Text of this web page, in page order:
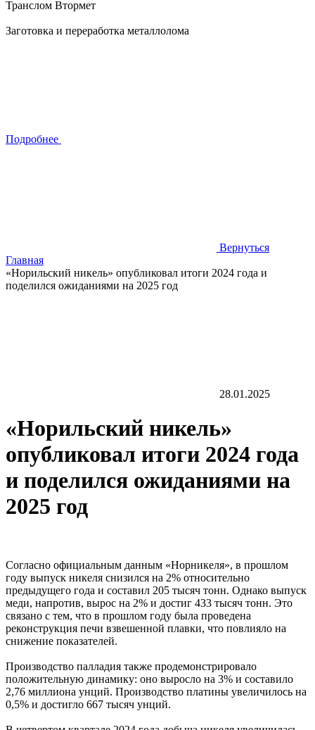
Транслом Втормет
Заготовка и переработка металлолома
Подробнее
Вернуться
Главная
«Норильский никель» опубликовал итоги 2024 года и
поделился ожиданиями на 2025 год
28.01.2025
«Норильский никель»
опубликовал итоги 2024 года
и поделился ожиданиями на
2025 год
Согласно официальным данным «Норникеля», в прошлом
году выпуск никеля снизился на 2% относительно
предыдущего года и составил 205 тысяч тонн. Однако выпуск
меди, напротив, вырос на 2% и достиг 433 тысяч тонн. Это
связано с тем, что в прошлом году была проведена
реконструкция печи взвешенной плавки, что повлияло на
снижение показателей.
Производство палладия также продемонстрировало
положительную динамику: оно выросло на 3% и составило
2,76 миллиона унций. Производство платины увеличилось на
0,5% и достигло 667 тысяч унций.